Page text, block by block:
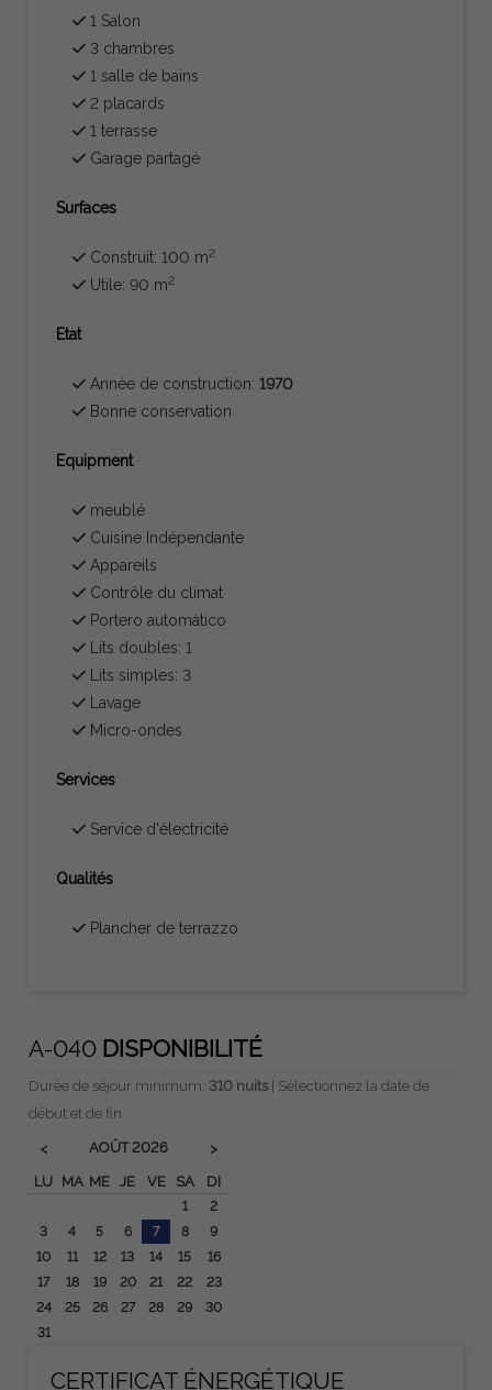
1 Salon
3 chambres
1 salle de bains
2 placards
1 terrasse
Garage partagé
Surfaces
Construit: 100 m2
Utile: 90 m2
Etat
Année de construction:1970
Bonne conservation
Equipment
meublé
Cuisine Indépendante
Appareils
Contrôle du climat
Portero automático
Lits doubles: 1
Lits simples: 3
Lavage
Micro-ondes
Services
Service d'électricité
Qualités
Plancher de terrazzo
A-040 DISPONIBILITÉ
Durée de séjour minimum: 310 nuits| Sélectionnez la date de
début et de fin
< AOÛT 2026
>
LU MA ME JE VE SA DI
1
2
3
4 5 6 7 8
9
10
11 12 13 14 15
16
17
18 19 20 21 22
23
24
25 26 27 28 29
30
31
CERTIFICAT ÉNERGÉTIQUE